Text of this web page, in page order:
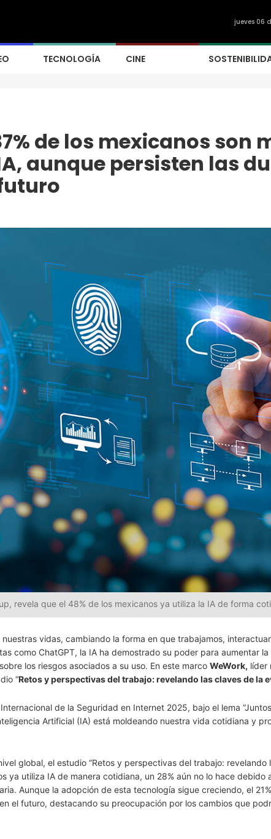
jueves 06
TECNOLOGÍA CINE
de los mexicanos son
aunque persisten las
revela que el 48% de los mexicanos ya utiliza la IA de forma
vidas, cambiando la forma en que trabajamos,
como ChatGPT, la IA ha demostrado su poder para aumentar
los riesgos asociados a su uso. En este marco WeWork, líder
“Retos y perspectivas del trabajo: revelando las claves de la
de la Seguridad en Internet 2025, bajo el lema
Artificial (IA) está moldeando nuestra vida cotidiana y
global, el estudio “Retos y perspectivas del trabajo: revelando
ya utiliza IA de manera cotidiana, un 28% aún no lo hace debido
Aunque la adopción de esta tecnología sigue creciendo, el
el futuro, destacando su preocupación por los cambios que